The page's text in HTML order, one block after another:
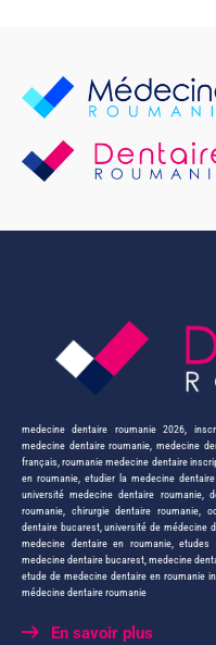
medecine dentaire roumanie 2026
medecine dentaire roumanie ,medecine
français ,roumanie medecine dentaire
en roumanie ,etudier la medecine
université medecine dentaire roumanie,
roumanie
chirurgie dentaire roumanie
dentaire bucarest,université de médecine
medecine dentaire en roumanie, etudes
medecine dentaire bucarest ,medecine
etude de medecine dentaire en roumanie
médecine dentaire roumanie
En savoir plus